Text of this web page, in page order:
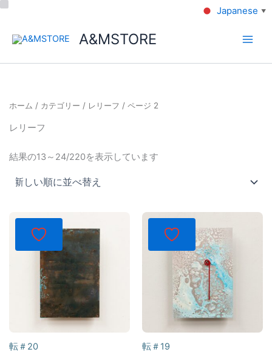
A&MSTORE
ホーム / カテゴリー / レリーフ / ページ 2
レリーフ
結果の13～24/220を表示しています
転＃20 転＃19
Japanese ▼